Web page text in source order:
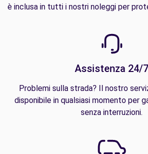
è inclusa in tutti i nostri noleggi per
Assistenza 24/7
Problemi sulla strada? Il nostro
disponibile in qualsiasi momento per
senza interruzioni.